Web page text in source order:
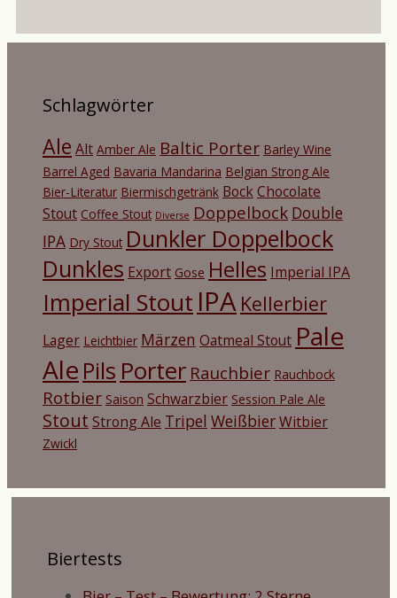
Schlagwörter
Ale Alt Amber Ale Baltic Porter Barley Wine
Barrel Aged Bavaria Mandarina Belgian Strong Ale
Bier-Literatur Biermischgetränk BockChocolate
Stout Coffee Stout Diverse Doppelbock Double
IPA Dry Stout Dunkler Doppelbock
Dunkles Export Gose Helles Imperial IPA
Imperial Stout IPA Kellerbier
Lager Leichtbier Märzen Oatmeal Stout Pale
Ale Pils Porter Rauchbier Rauchbock
Rotbier Saison Schwarzbier Session Pale Ale
Stout Strong Ale Tripel WeißbierWitbier
Zwickl
Biertests